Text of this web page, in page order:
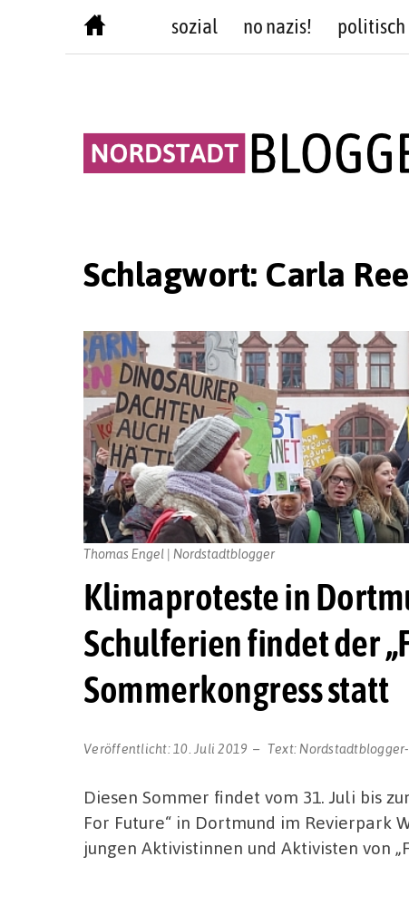
sozial no nazis! politisch
Schlagwort: Carla
Klimaproteste in
Schulferien findet der
Sommerkongress statt
Veröffentlicht: 10. Juli 2019 Text:
Thomas Engel | Nordstadtblogger
Diesen Sommer findet vom 31. Juli bis
For Future“ in Dortmund im Revierpark
jungen Aktivistinnen und Aktivisten von